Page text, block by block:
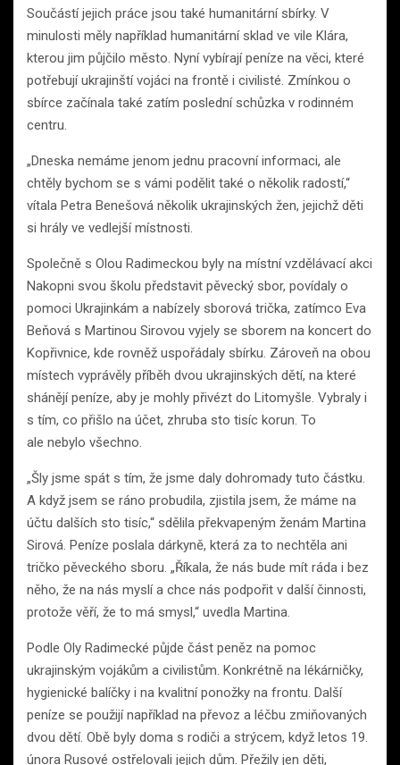
Součástí jejich práce jsou také humanitární sbírky. V
minulosti měly například humanitární sklad ve vile Klára,
kterou jim půjčilo město. Nyní vybírají peníze na věci, které
potřebují ukrajinští vojáci na frontě i civilisté. Zmínkou o
sbírce začínala také zatím poslední schůzka v rodinném
centru.
„Dneska nemáme jenom jednu pracovní informaci, ale
chtěly bychom se s vámi podělit také o několik radostí,“
vítala Petra Benešová několik ukrajinských žen, jejichž děti
si hrály ve vedlejší místnosti.
Společně s Olou Radimeckou byly na místní vzdělávací akci
Nakopni svou školu představit pěvecký sbor, povídaly o
pomoci Ukrajinkám a nabízely sborová trička, zatímco Eva
Beňová s Martinou Sirovou vyjely se sborem na koncert do
Kopřivnice, kde rovněž uspořádaly sbírku. Zároveň na obou
místech vyprávěly příběh dvou ukrajinských dětí, na které
shánějí peníze, aby je mohly přivézt do Litomyšle. Vybraly i
s tím, co přišlo na účet, zhruba sto tisíc korun. To
ale nebylo všechno.
„Šly jsme spát s tím, že jsme daly dohromady tuto částku.
A když jsem se ráno probudila, zjistila jsem, že máme na
účtu dalších sto tisíc,“ sdělila překvapeným ženám Martina
Sirová. Peníze poslala dárkyně, která za to nechtěla ani
tričko pěveckého sboru. „Říkala, že nás bude mít ráda i bez
něho, že na nás myslí a chce nás podpořit v další činnosti,
protože věří, že to má smysl,“ uvedla Martina.
Podle Oly Radimecké půjde část peněz na pomoc
ukrajinským vojákům a civilistům. Konkrétně na lékárničky,
hygienické balíčky i na kvalitní ponožky na frontu. Další
peníze se použijí například na převoz a léčbu zmiňovaných
dvou dětí. Obě byly doma s rodiči a strýcem, když letos 19.
února Rusové ostřelovali jejich dům. Přežily jen děti,